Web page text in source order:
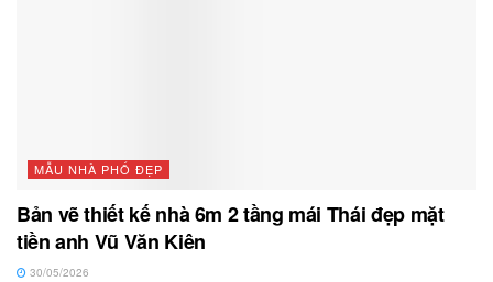
MẪU NHÀ PHỐ ĐẸP
Bản vẽ thiết kế nhà 6m 2 tầng mái Thái đẹp mặt
tiền anh Vũ Văn Kiên
30/05/2026